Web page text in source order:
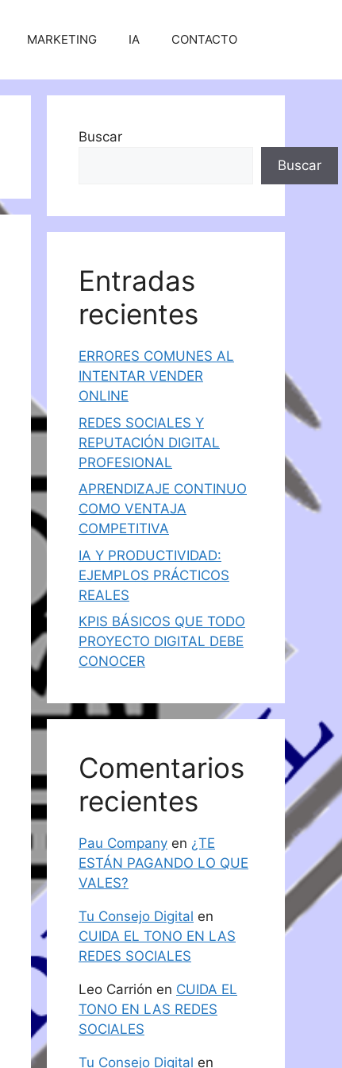
MARKETING IA CONTACTO
Buscar
Buscar
Entradas
recientes
ERRORES COMUNES AL
INTENTAR VENDER
ONLINE
REDES SOCIALES Y
REPUTACIÓN DIGITAL
PROFESIONAL
APRENDIZAJE CONTINUO
COMO VENTAJA
COMPETITIVA
IA Y PRODUCTIVIDAD:
EJEMPLOS PRÁCTICOS
REALES
KPIS BÁSICOS QUE TODO
PROYECTO DIGITAL DEBE
CONOCER
Comentarios
recientes
Pau Company en ¿TE
ESTÁN PAGANDO LO QUE
VALES?
Tu Consejo Digital en
CUIDA EL TONO EN LAS
REDES SOCIALES
Leo Carrión en CUIDA EL
TONO EN LAS REDES
SOCIALES
Tu Consejo Digital en